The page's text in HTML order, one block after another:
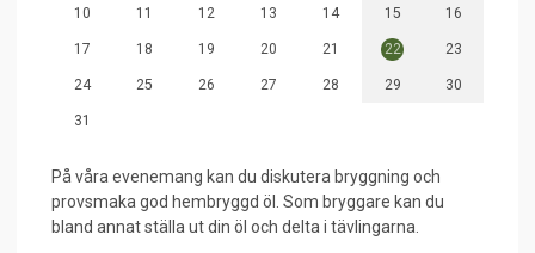
10 11 12 13 14 15 16
17 18 19 20 21 22 23
24 25 26 27 28 29 30
31
På våra evenemang kan du diskutera bryggning och
provsmaka god hembryggd öl. Som bryggare kan du
bland annat ställa ut din öl och delta i tävlingarna.